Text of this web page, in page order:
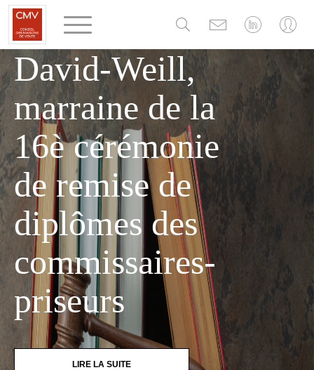
d'Hélène
David-Weill,
marraine de la
16è cérémonie
de remise de
diplômes des
commissaires-
priseurs
LIRE LA SUITE
Panneau de gestion des cookies